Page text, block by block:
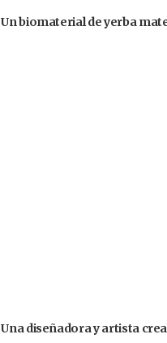
Un biomaterial de yerba
Una diseñadora y artista